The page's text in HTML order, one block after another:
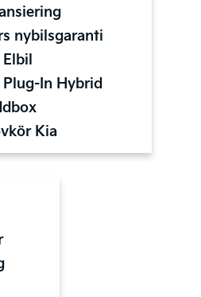
nybilsgaranti
Plug-In Hybrid
Kia